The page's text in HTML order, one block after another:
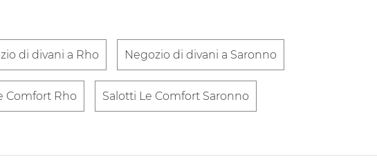
di divani a Rho Negozio di divani a Saronno
Comfort Rho Salotti Le Comfort Saronno